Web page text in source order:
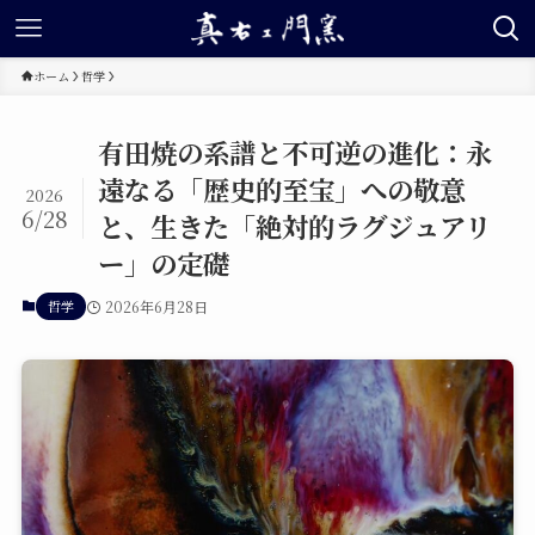
ホーム 哲学
有田焼の系譜と不可逆の進化：永
遠なる「歴史的至宝」への敬意
と、生きた「絶対的ラグジュアリ
ー」の定礎
2026
6/28
哲学 2026年6月28日